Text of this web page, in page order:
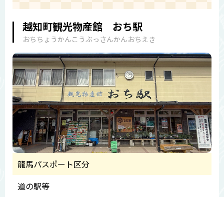
越知町観光物産館 おち駅
おちちょうかんこうぶっさんかんおちえき
龍馬パスポート区分
道の駅等